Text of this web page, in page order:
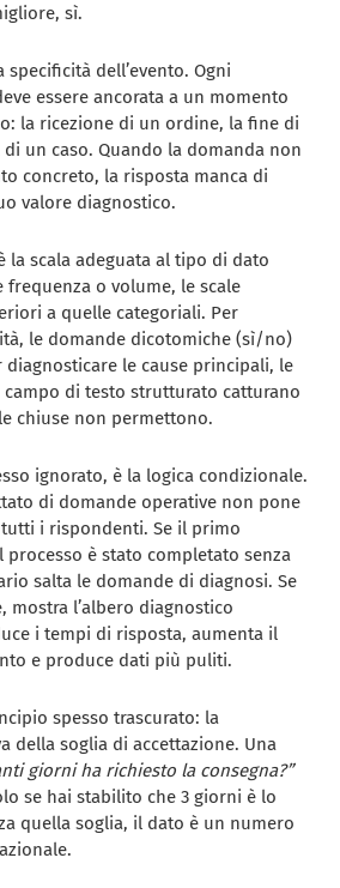
sì.
dell’evento. Ogni
essere ancorata a un momento
la ricezione di un ordine, la fine di
un caso. Quando la domanda non
concreto, la risposta manca di
valore diagnostico.
la scala adeguata al tipo di dato
frequenza o volume, le scale
a quelle categoriali. Per
le domande dicotomiche (sì/no)
diagnosticare le cause principali, le
di testo strutturato catturano
chiuse non permettono.
ignorato, è la logica condizionale.
di domande operative non pone
i rispondenti. Se il primo
processo è stato completato senza
salta le domande di diagnosi. Se
mostra l’albero diagnostico
i tempi di risposta, aumenta il
e produce dati più puliti.
spesso trascurato: la
della soglia di accettazione. Una
giorni ha richiesto la consegna?”
se hai stabilito che 3 giorni è lo
quella soglia, il dato è un numero